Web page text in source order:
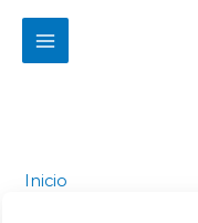
contenido
Inicio